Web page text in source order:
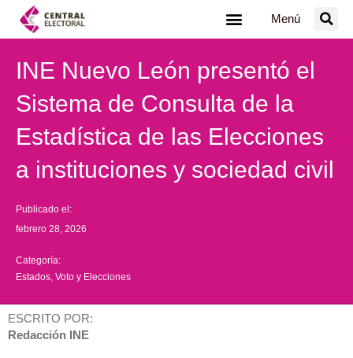
Menú
INE Nuevo León presentó el
Sistema de Consulta de la
Estadística de las Elecciones
a instituciones y sociedad civil
Publicado el:
febrero 28, 2026
Categoría:
Estados Voto y Elecciones
ESCRITO POR:
Redacción INE